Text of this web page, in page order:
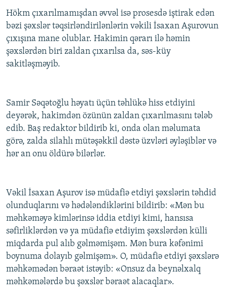
Hökm çıxarılmamışdan əvvəl isə prosesdə iştirak edən
bəzi şəxslər təqsirləndirilənlərin vəkili İsaxan Aşurovun
çıxışına mane olublar. Hakimin qərarı ilə həmin
şəxslərdən biri zaldan çıxarılsa da, səs-küy
sakitləşməyib.
Samir Səqətoğlu həyatı üçün təhlükə hiss etdiyini
deyərək, hakimdən özünün zaldan çıxarılmasını tələb
edib. Baş redaktor bildirib ki, onda olan məlumata
görə, zalda silahlı mütəşəkkil dəstə üzvləri əyləşiblər və
hər an onu öldürə bilərlər.
Vəkil İsaxan Aşurov isə müdafiə etdiyi şəxslərin təhdid
olunduqlarını və hədələndiklərini bildirib: «Mən bu
məhkəməyə kimlərinsə iddia etdiyi kimi, hansısa
səfirliklərdən və ya müdafiə etdiyim şəxslərdən külli
miqdarda pul alıb gəlməmişəm. Mən bura kəfənimi
boynuma dolayıb gəlmişəm». O, müdafiə etdiyi şəxslərə
məhkəmədən bəraət istəyib: «Onsuz da beynəlxalq
məhkəmələrdə bu şəxslər bəraət alacaqlar».